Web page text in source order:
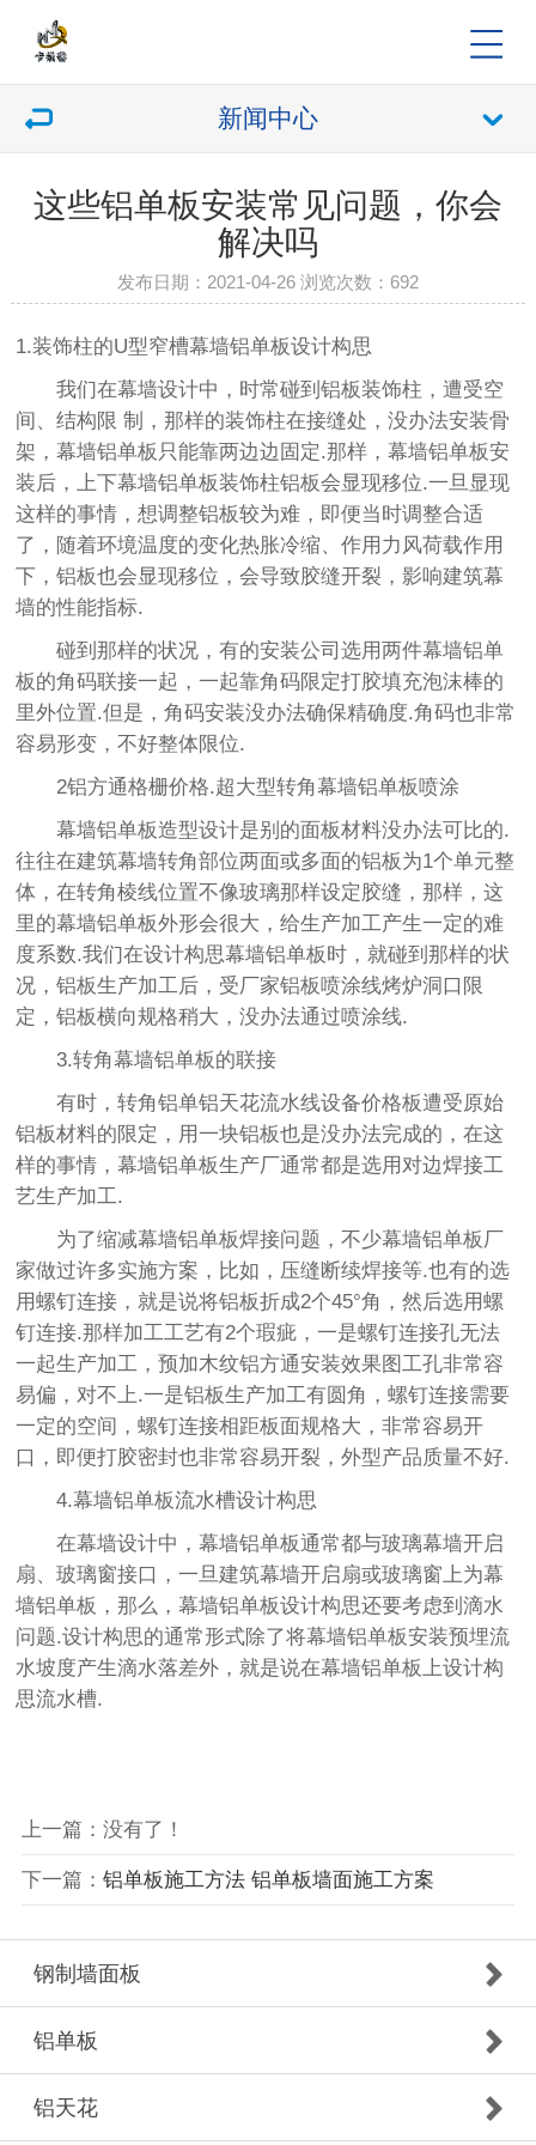
新闻中心
这些铝单板安装常见问题，你会
解决吗
发布日期：2021-04-26 浏览次数： 692
1.装饰柱的U型窄槽幕墙铝单板设计构思
我们在幕墙设计中，时常碰到铝板装饰柱，遭受空
间、结构限 制，那样的装饰柱在接缝处，没办法安装骨
架，幕墙铝单板只能靠两边边固定.那样，幕墙铝单板安
装后，上下幕墙铝单板装饰柱铝板会显现移位.一旦显现
这样的事情，想调整铝板较为难，即便当时调整合适
了，随着环境温度的变化热胀冷缩、作用力风荷载作用
下，铝板也会显现移位，会导致胶缝开裂，影响建筑幕
墙的性能指标.
碰到那样的状况，有的安装公司选用两件幕墙铝单
板的角码联接一起，一起靠角码限定打胶填充泡沫棒的
里外位置.但是，角码安装没办法确保精确度.角码也非常
容易形变，不好整体限位.
2铝方通格栅价格.超大型转角幕墙铝单板喷涂
幕墙铝单板造型设计是别的面板材料没办法可比的.
往往在建筑幕墙转角部位两面或多面的铝板为1个单元整
体，在转角棱线位置不像玻璃那样设定胶缝，那样，这
里的幕墙铝单板外形会很大，给生产加工产生一定的难
度系数.我们在设计构思幕墙铝单板时，就碰到那样的状
况，铝板生产加工后，受厂家铝板喷涂线烤炉洞口限
定，铝板横向规格稍大，没办法通过喷涂线.
3.转角幕墙铝单板的联接
有时，转角铝单铝天花流水线设备价格板遭受原始
铝板材料的限定，用一块铝板也是没办法完成的，在这
样的事情，幕墙铝单板生产厂通常都是选用对边焊接工
艺生产加工.
为了缩减幕墙铝单板焊接问题，不少幕墙铝单板厂
家做过许多实施方案，比如，压缝断续焊接等.也有的选
用螺钉连接，就是说将铝板折成2个45°角，然后选用螺
钉连接.那样加工工艺有2个瑕疵，一是螺钉连接孔无法
一起生产加工，预加木纹铝方通安装效果图工孔非常容
易偏，对不上.一是铝板生产加工有圆角，螺钉连接需要
一定的空间，螺钉连接相距板面规格大，非常容易开
口，即便打胶密封也非常容易开裂，外型产品质量不好.
4.幕墙铝单板流水槽设计构思
在幕墙设计中，幕墙铝单板通常都与玻璃幕墙开启
扇、玻璃窗接口，一旦建筑幕墙开启扇或玻璃窗上为幕
墙铝单板，那么，幕墙铝单板设计构思还要考虑到滴水
问题.设计构思的通常形式除了将幕墙铝单板安装预埋流
水坡度产生滴水落差外，就是说在幕墙铝单板上设计构
思流水槽.
上一篇：没有了！
下一篇： 铝单板施工方法 铝单板墙面施工方案
钢制墙面板
铝单板
铝天花